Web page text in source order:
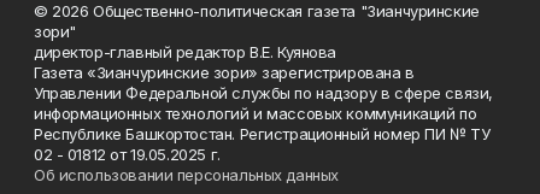
© 2026 Общественно-политическая газета "Зианчуринские
зори"
директор-главный редактор В.Е. Куянова
Газета «Зианчуринские зори» зарегистрирована в
Управлении Федеральной службы по надзору в сфере связи,
информационных технологий и массовых коммуникаций по
Республике Башкортостан. Регистрационный номер ПИ № ТУ
02 - 01812 от 19.05.2025 г.
Об использовании персональных данных